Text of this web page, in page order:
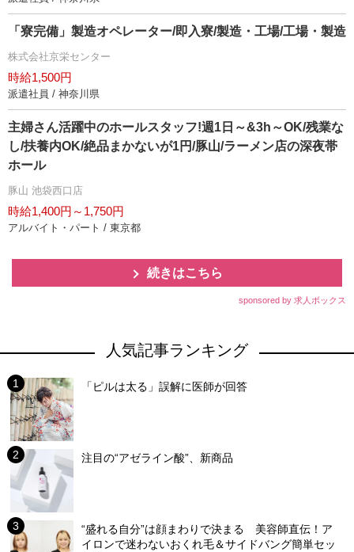
「寮完備」製造オペレーター/即入寮/製造・工場/工場・製造
株式会社京栄センター
時給1,500円
派遣社員 / 神奈川県
主婦さん活躍中のホールスタッフ!週1日～&3h～OK/残業な
し/扶養内OK/絶品まかないが1円/豚山/ラーメン店の深夜帯
ホール
豚山 池袋西口店
時給1,400円～1,750円
アルバイト・パート / 東京都
続きはこちら
sponsored by 求人ボックス
人気記事ランキング
「ピルは太る」誤解に医師が回答
注目の“アゼライン酸”、新商品
“盛れる自分”は顔まわりで決まる 美容師直伝！ア
イロンで迷わないおくれ毛＆サイドバング簡単セッ